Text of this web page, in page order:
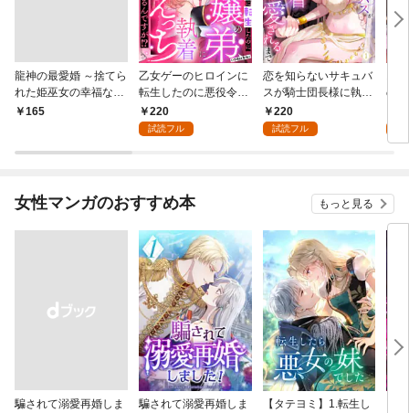
龍神の最愛婚 ～捨てら
れた姫巫女の幸福な嫁
入り～: 1
￥165
乙女ゲーのヒロインに
転生したのに悪役令嬢
の弟（攻略対象外）に
執着えっちされるんで
220
試読フル
恋を知らないサキュバ
スが騎士団長様に執着
溺愛されるまで: 1
220
試読フル
の
女性マンガのおすすめ本 もっと見る
騙されて溺愛再婚しま
騙されて溺愛再婚しま
【タテヨミ】1.転生し